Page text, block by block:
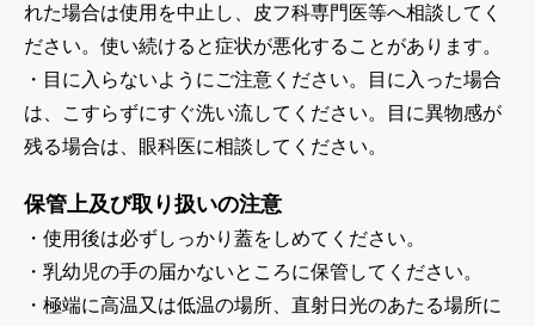
れた場合は使用を中止し、皮フ科専門医等へ相談してく
ださい。使い続けると症状が悪化することがあります。
・目に入らないようにご注意ください。目に入った場合
は、こすらずにすぐ洗い流してください。目に異物感が
残る場合は、眼科医に相談してください。
保管上及び取り扱いの注意
・使用後は必ずしっかり蓋をしめてください。
・乳幼児の手の届かないところに保管してください。
・極端に高温又は低温の場所、直射日光のあたる場所に